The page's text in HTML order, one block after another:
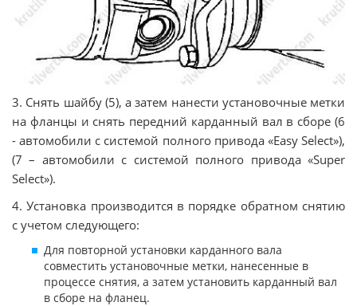
3. Снять шайбу (5), а затем нанести установочные метки
на фланцы и снять передний карданный вал в сборе (6
- автомобили с системой полного привода «Easy Select»),
(7 – автомобили с системой полного привода «Super
Select»).
4. Установка производится в порядке обратном снятию
с учетом следующего:
Для повторной установки карданного вала
совместить установочные метки, нанесенные в
процессе снятия, а затем установить карданный вал
в сборе на фланец.